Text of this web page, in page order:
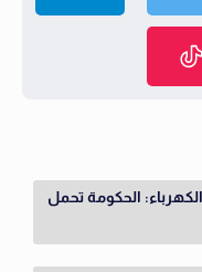
الحكومة تحمل